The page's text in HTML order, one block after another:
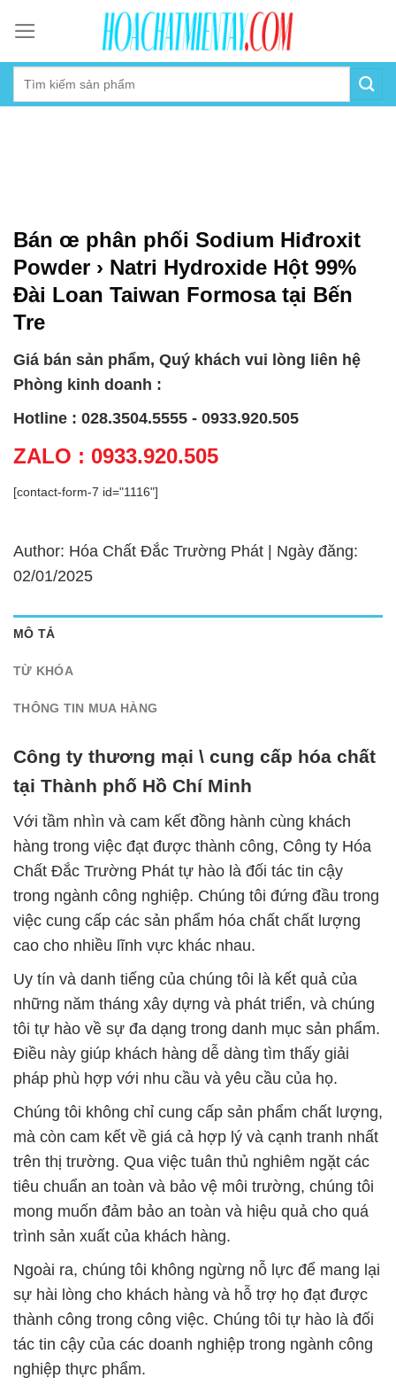
content
Bán œ phân phối Sodium Hiđroxit
Powder › Natri Hydroxide Hột 99%
Đài Loan Taiwan Formosa tại Bến
Tre
Giá bán sản phẩm, Quý khách vui lòng liên hệ
Phòng kinh doanh :
Hotline : 028.3504.5555 - 0933.920.505
ZALO : 0933.920.505
[contact-form-7 id="1116"]
Author: Hóa Chất Đắc Trường Phát | Ngày đăng:
02/01/2025
MÔ TẢ
TỪ KHÓA
THÔNG TIN MUA HÀNG
Công ty thương mại \ cung cấp hóa chất
tại Thành phố Hồ Chí Minh
Với tầm nhìn và cam kết đồng hành cùng khách
hàng trong việc đạt được thành công, Công ty Hóa
Chất Đắc Trường Phát tự hào là đối tác tin cậy
trong ngành công nghiệp. Chúng tôi đứng đầu trong
việc cung cấp các sản phẩm hóa chất chất lượng
cao cho nhiều lĩnh vực khác nhau.
Uy tín và danh tiếng của chúng tôi là kết quả của
những năm tháng xây dựng và phát triển, và chúng
tôi tự hào về sự đa dạng trong danh mục sản phẩm.
Điều này giúp khách hàng dễ dàng tìm thấy giải
pháp phù hợp với nhu cầu và yêu cầu của họ.
Chúng tôi không chỉ cung cấp sản phẩm chất lượng,
mà còn cam kết về giá cả hợp lý và cạnh tranh nhất
trên thị trường. Qua việc tuân thủ nghiêm ngặt các
tiêu chuẩn an toàn và bảo vệ môi trường, chúng tôi
mong muốn đảm bảo an toàn và hiệu quả cho quá
trình sản xuất của khách hàng.
Ngoài ra, chúng tôi không ngừng nỗ lực để mang lại
sự hài lòng cho khách hàng và hỗ trợ họ đạt được
thành công trong công việc. Chúng tôi tự hào là đối
tác tin cậy của các doanh nghiệp trong ngành công
nghiệp thực phẩm.